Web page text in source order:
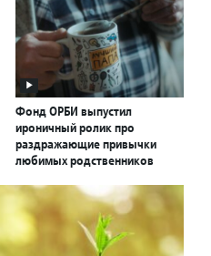
Фонд ОРБИ выпустил
ироничный ролик про
раздражающие привычки
любимых родственников